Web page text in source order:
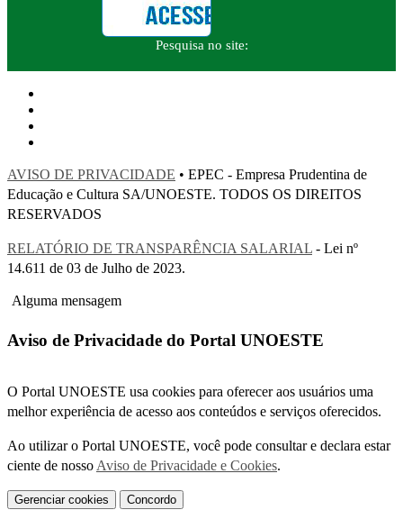
Pesquisa no site:
AVISO DE PRIVACIDADE • EPEC - Empresa Prudentina de
Educação e Cultura SA/UNOESTE. TODOS OS DIREITOS
RESERVADOS
RELATÓRIO DE TRANSPARÊNCIA SALARIAL - Lei nº
14.611 de 03 de Julho de 2023.
Alguma mensagem
Aviso de Privacidade do Portal UNOESTE
O Portal UNOESTE usa cookies para oferecer aos usuários uma
melhor experiência de acesso aos conteúdos e serviços oferecidos.
Ao utilizar o Portal UNOESTE, você pode consultar e declara estar
ciente de nosso Aviso de Privacidade e Cookies.
Gerenciar cookies Concordo